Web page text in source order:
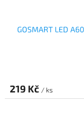
GOSMART LED
219 Kč / ks